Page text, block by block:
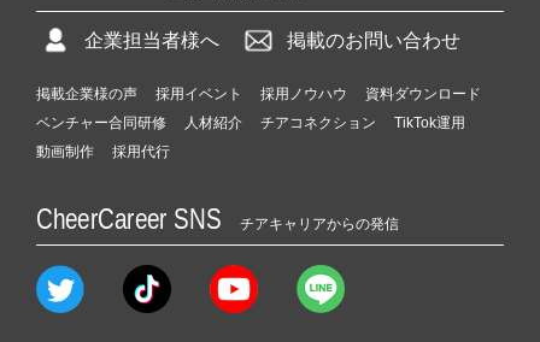
企業担当者様へ 掲載のお問い合わせ
掲載企業様の声 採用イベント 採用ノウハウ
資料ダウンロード
ベンチャー合同研修
人材紹介 チアコネクション
TikTok運用
動画制作
採用代行
CheerCareer SNS チアキャリアからの発信